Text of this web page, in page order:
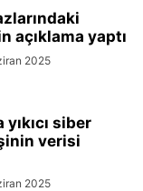
açıklama yaptı
2025
siber
verisi
2025